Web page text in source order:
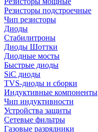
Резисторы подстроечные
Чип резисторы
Диоды
Стабилитроны
Диоды Шоттки
Диодные мосты
Быстрые диоды
SiC диоды
TVS-диоды и сборки
Индуктивные компоненты
Чип индуктивности
Устройства защиты
Сетевые фильтры
Газовые разрядники